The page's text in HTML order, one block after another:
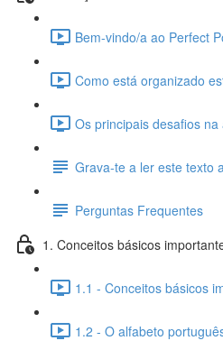
Bem-vindo/a ao Perfect
Como está organizado
Os principais desafios
Grava-te a ler este texto
Perguntas Frequentes
1. Conceitos básicos
1.1 - Conceitos básicos
1.2 - O alfabeto